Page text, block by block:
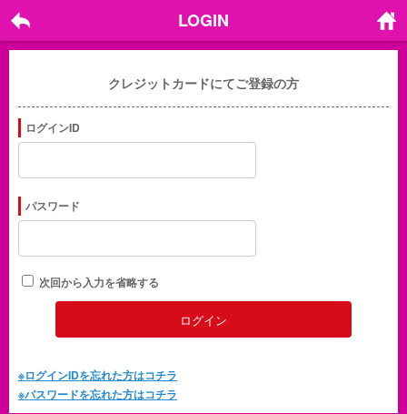
LOGIN
戻る ホーム
クレジットカードにてご登録の方
ログインID
パスワード
次回から入力を省略する
※ログインIDを忘れた方はコチラ
※パスワードを忘れた方はコチラ